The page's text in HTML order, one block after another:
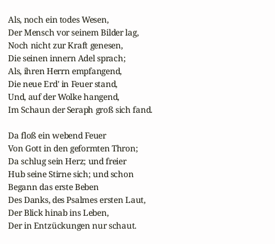
Als, noch ein todes Wesen,
Der Mensch vor seinem Bilder lag,
Noch nicht zur Kraft genesen,
Die seinen innern Adel sprach;
Als, ihren Herrn empfangend,
Die neue Erd' in Feuer stand,
Und, auf der Wolke hangend,
Im Schaun der Seraph groß sich fand.
Da floß ein webend Feuer
Von Gott in den geformten Thron;
Da schlug sein Herz; und freier
Hub seine Stirne sich; und schon
Begann das erste Beben
Des Danks, des Psalmes ersten Laut,
Der Blick hinab ins Leben,
Der in Entzückungen nur schaut.